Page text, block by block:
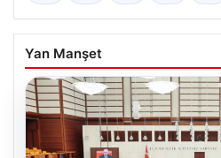
Yan Manşet